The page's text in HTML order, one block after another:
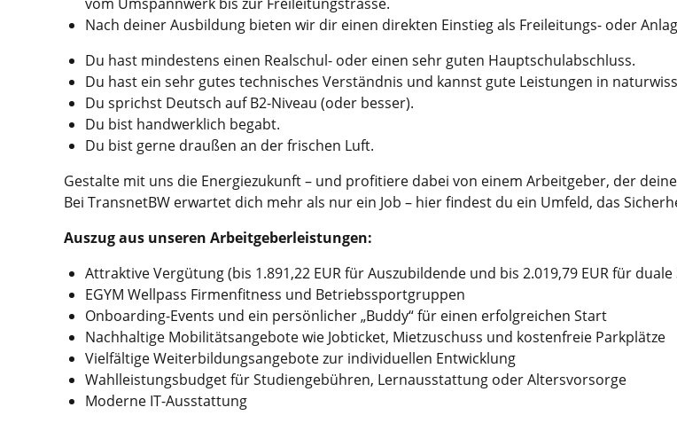
Nach deiner Ausbildung bieten wir dir einen direkten Einstieg als Freileitungs- oder
Du hast mindestens einen Realschul- oder einen sehr guten Hauptschulabschluss.
Du hast ein sehr gutes technisches Verständnis und kannst gute Leistungen in
Du sprichst Deutsch auf B2-Niveau (oder besser).
Du bist handwerklich begabt.
Du bist gerne draußen an der frischen Luft.
Gestalte mit uns die Energiezukunft – und profitiere dabei von einem Arbeitgeber, der
Bei TransnetBW erwartet dich mehr als nur ein Job – hier findest du ein Umfeld, das
Auszug aus unseren Arbeitgeberleistungen:
Attraktive Vergütung (bis 1.891,22 EUR für Auszubildende und bis 2.019,79 EUR für
EGYM Wellpass Firmenfitness und Betriebssportgruppen
Onboarding-Events und ein persönlicher „Buddy“ für einen erfolgreichen Start
Nachhaltige Mobilitätsangebote wie Jobticket, Mietzuschuss und kostenfreie Parkplätze
Vielfältige Weiterbildungsangebote zur individuellen Entwicklung
Wahlleistungsbudget für Studiengebühren, Lernausstattung oder Altersvorsorge
Moderne IT-Ausstattung